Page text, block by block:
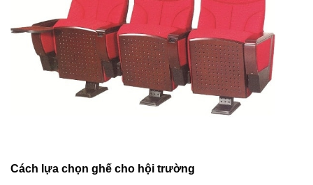
Cách lựa chọn ghế cho hội trường